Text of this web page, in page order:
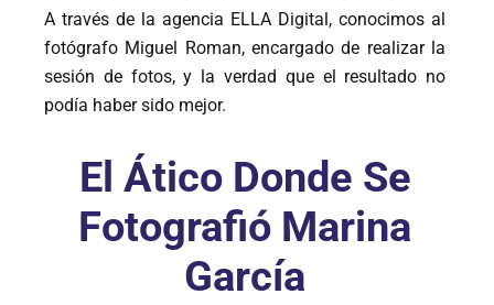
A través de la agencia ELLA Digital, conocimos al
fotógrafo Miguel Roman, encargado de realizar la
sesión de fotos, y la verdad que el resultado no
podía haber sido mejor.
El Ático Donde Se
Fotografió Marina
García